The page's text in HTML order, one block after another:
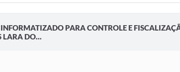
PARA CONTROLE E
LARA DO...